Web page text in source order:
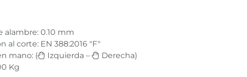
alambre: 0.10 mm
al corte: EN 388:2016 "F"
mano: (
Izquierda –
Derecha)
Kg